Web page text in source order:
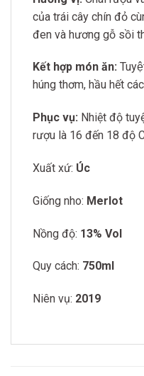
của trái cây chín đỏ
đen và hương gỗ sồi
Kết hợp món ăn:
húng thơm, hầu hết
Phục vụ: Nhiệt độ
rượu là 16 đến 18 độ
Xuất xứ: Úc
Giống nho: Merlot
Nồng độ: 13% Vol
Quy cách: 750ml
Niên vụ: 2019